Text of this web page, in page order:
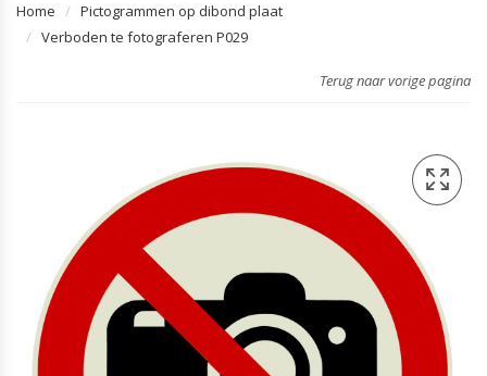
Home
Pictogrammen op dibond plaat
Verboden te fotograferen P029
Terug naar vorige pagina